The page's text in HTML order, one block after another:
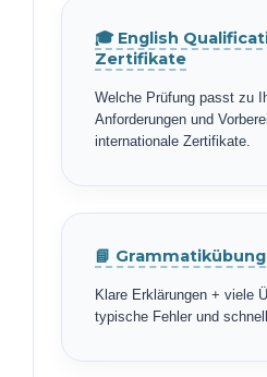
🎓 English
Zertifikate
Welche Prüfung passt zu
Anforderungen und
internationale Zertifikate.
📘
Klare Erklärungen + viele
typische Fehler und